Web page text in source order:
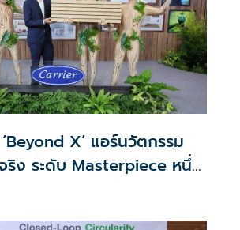
ชีวิตของผู้บริโภคทั่วโลก โดยไฮเออร์ได้นำ
นิสแกรนด์สแลมระดับโลกมาเป็น
ำเสนอนวัตกรรมที่ยึดผู้บริโภคเป็น
กับการสร้างประสบการณ์ร่วมกับแฟนกีฬา
กิจกรรมต่าง ๆ อาทิ “Haier Fans Club” และ
ยาวชน “Haier Clay Court Open” สะท้อน
ในการใช้พลังของกีฬาเป็นสื่อกลางในการ
น และนวัตกรรม พร้อมสร้างคุณค่าร่วมอย่าง
X’ แอร์นวัตกรรม
ริง ระดับ Masterpiece หนึ่ง